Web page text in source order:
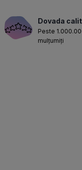
Dovada
Peste
mulțumiți